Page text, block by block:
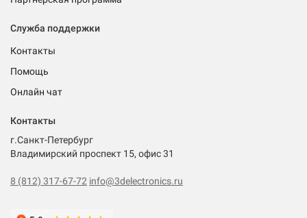
Служба поддержки
Контакты
Помощь
Онлайн чат
Контакты
г.Санкт-Петербург
Владимирский проспект 15, офис 31
8 (812) 317-67-72 info@3delectronics.ru